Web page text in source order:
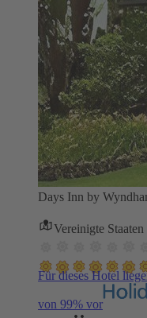
Days Inn by
Vereinigte
Für dieses Hotel
von 99% vor